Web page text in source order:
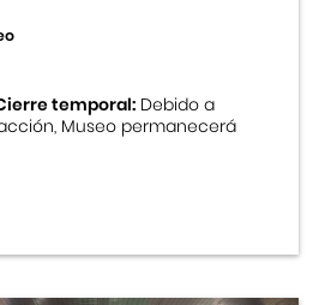
temporal:Debido a
Museo permanecerá